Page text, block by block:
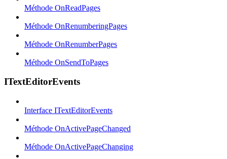
Méthode OnReadPages
Méthode OnRenumberingPages
Méthode OnRenumberPages
Méthode OnSendToPages
ITextEditorEvents
Interface ITextEditorEvents
Méthode OnActivePageChanged
Méthode OnActivePageChanging